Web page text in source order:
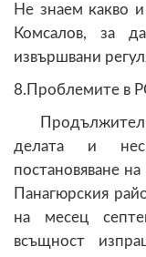
Не знаем какво
Комсалов, за
извършвани
8.Проблемите в
делата и
постановяване
Панагюрския
на месец
всъщност